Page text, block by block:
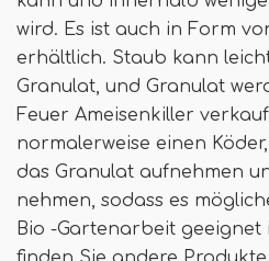
wird. Es ist auch in Form
erhältlich. Staub kann
Granulat, und Granulat
Feuer Ameisenkiller
normalerweise einen
das Granulat aufnehmen
nehmen, sodass es
Bio -Gartenarbeit geeignet